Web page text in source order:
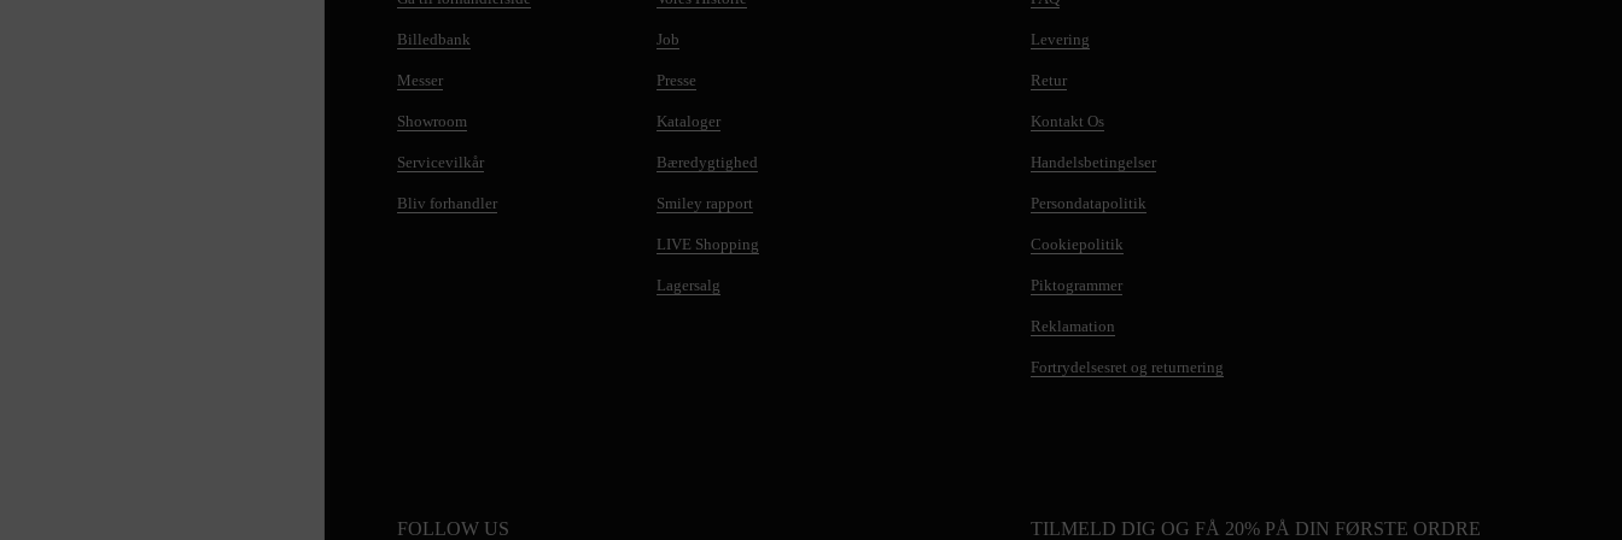
Billedbank
Messer
Showroom
Servicevilkår
Bliv forhandler
Job
Presse
Kataloger
Bæredygtighed
Smiley rapport
LIVE Shopping
Lagersalg
Levering
Retur
Kontakt Os
Handelsbetingelser
Persondatapolitik
Cookiepolitik
Piktogrammer
Reklamation
Fortrydelsesret og returnering
FOLLOW US TILMELD DIG OG FÅ 20% PÅ DIN FØRSTE ORDRE